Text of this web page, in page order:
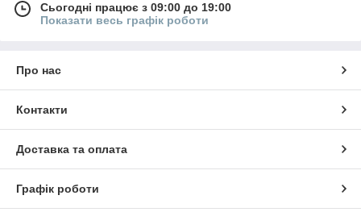
Сьогодні працює з 09:00 до 19:00
Показати весь графік роботи
Про нас
Контакти
Доставка та оплата
Графік роботи